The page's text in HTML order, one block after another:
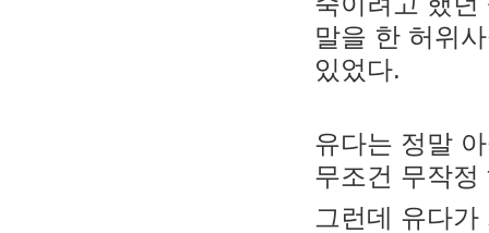
말을 한 허위
있었다.
유다는 정말
무조건 무작
그런데 유다